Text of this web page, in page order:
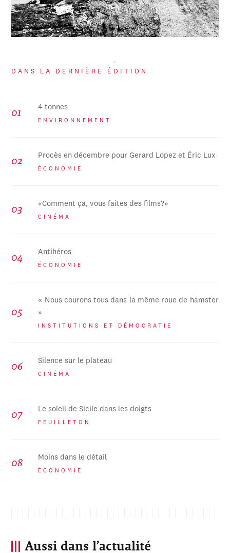
DANS LA DERNIÈRE ÉDITION
4 tonnes
ENVIRONNEMENT
Procès en décembre pour Gerard Lopez et Éric Lux
ÉCONOMIE
«Comment ça, vous faites des films?»
CINÉMA
Antihéros
ÉCONOMIE
« Nous courons tous dans la même roue de hamster
»
INSTITUTIONS ET DÉMOCRATIE
Silence sur le plateau
CINÉMA
Le soleil de Sicile dans les doigts
FEUILLETON
Moins dans le détail
ÉCONOMIE
Aussi dans l’actualité